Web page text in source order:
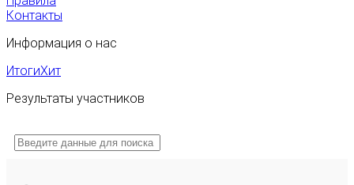
Контакты
Информация о нас
ИтогиХит
Результаты участников